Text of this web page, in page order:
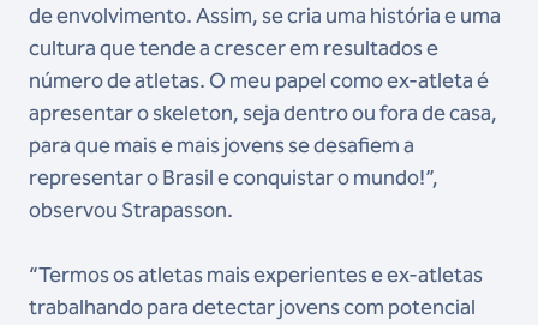
de envolvimento. Assim, se cria uma história e uma
cultura que tende a crescer em resultados e
número de atletas. O meu papel como ex-atleta é
apresentar o skeleton, seja dentro ou fora de casa,
para que mais e mais jovens se desafiem a
representar o Brasil e conquistar o mundo!”,
observou Strapasson.
“Termos os atletas mais experientes e ex-atletas
trabalhando para detectar jovens com potencial